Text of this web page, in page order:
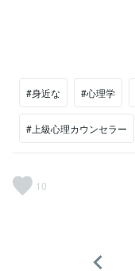
#身近な #心理学
#上級心理カウンセラー
10